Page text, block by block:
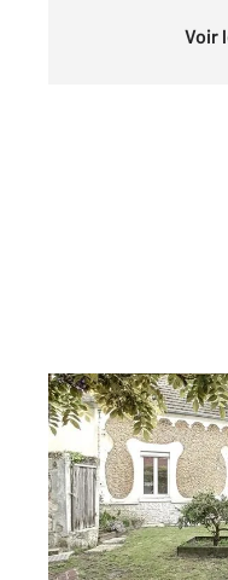
ST SAUVEUR 60
93,30 m2, 4 pièces
Ref : 18213
Maison à
180